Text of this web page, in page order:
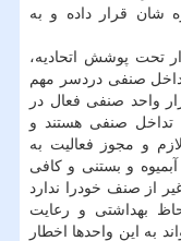
شان قرار داده و به
تحت پوشش اتحادیه،
صنفی دردسر مهم
این صنف است برای اینکه از ۱۷ هزار واحد صنفی فعال در
تخلف تداخل صنفی هستند و
لازم و مجوز فعالیت به
و بستنی و کافی
از صنف خودرا ندارد
بهداشتی و رعایت
به این واحدها اخطار